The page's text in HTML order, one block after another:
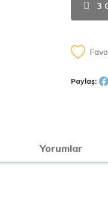
3
Paylaş:
Yorumlar